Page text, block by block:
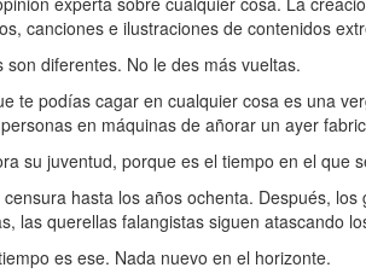
canciones e ilustraciones de contenidos
diferentes. No le des más vueltas.
te podías cagar en cualquier cosa es una
en máquinas de añorar un ayer
su juventud, porque es el tiempo en el que
hasta los años ochenta. Después,
las querellas falangistas siguen atascando
es ese. Nada nuevo en el horizonte.